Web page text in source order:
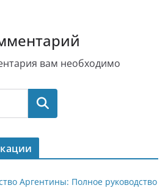
вам необходимо
Поиск
Аргентины: Полное руководство